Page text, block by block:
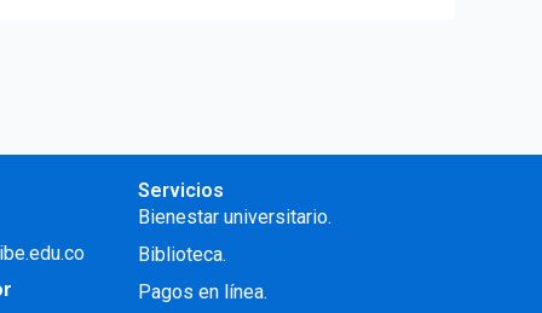
Servicios
Bienestar universitario.
Biblioteca.
Pagos en línea.